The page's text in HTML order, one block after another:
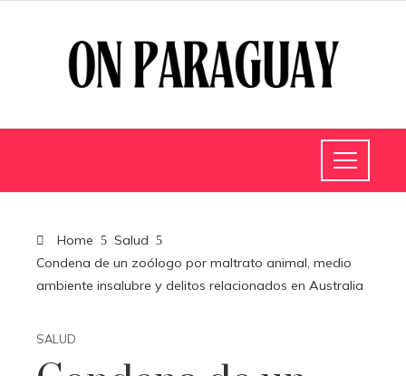
Home
Salud
Condena de un zoólogo por maltrato animal, medio
ambiente insalubre y delitos relacionados en Australia
SALUD